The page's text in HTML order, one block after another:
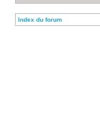
Index du forum